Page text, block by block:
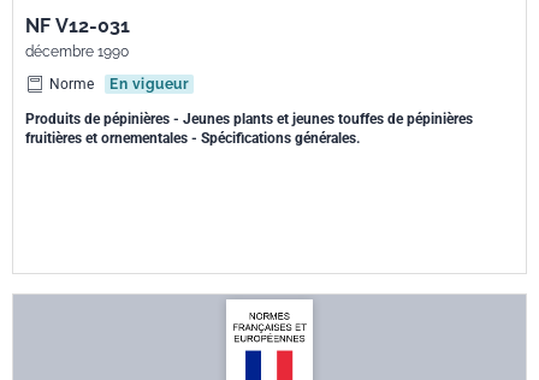
NF V12-031
décembre 1990
Norme
En vigueur
Produits de pépinières - Jeunes plants et jeunes touffes de pépinières
fruitières et ornementales - Spécifications générales.